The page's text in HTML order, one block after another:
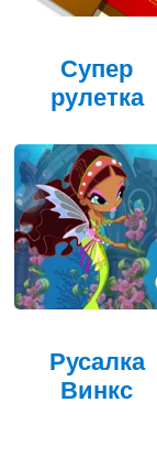
Супер
рулетка
Русалка
Винкс